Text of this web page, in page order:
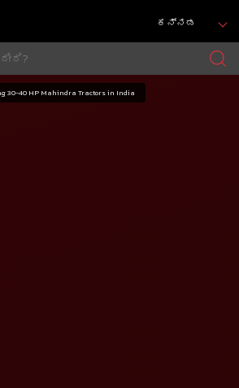
ಕನ್ನಡ
30-40 HP Mahindra Tractors in India